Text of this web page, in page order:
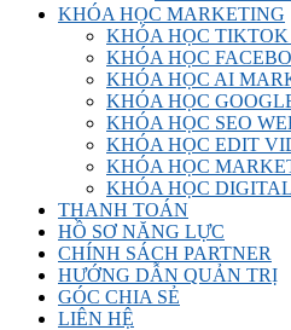
KHÓA HỌC MARKETING
KHÓA HỌC
KHÓA HỌC
KHÓA HỌC AI
KHÓA HỌC
KHÓA HỌC SEO
KHÓA HỌC EDIT
KHÓA HỌC
KHÓA HỌC
THANH TOÁN
HỒ SƠ NĂNG LỰC
CHÍNH SÁCH PARTNER
HƯỚNG DẪN QUẢN TRỊ
GÓC CHIA SẺ
LIÊN HỆ